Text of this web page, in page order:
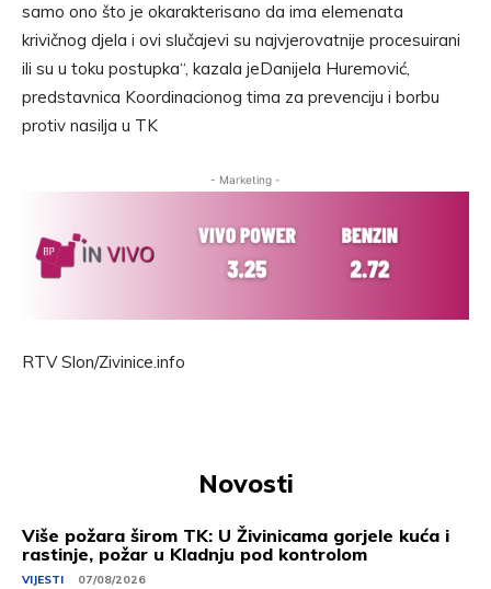
samo ono što je okarakterisano da ima elemenata
krivičnog djela i ovi slučajevi su najvjerovatnije procesuirani
ili su u toku postupka“, kazala jeDanijela Huremović,
predstavnica Koordinacionog tima za prevenciju i borbu
protiv nasilja u TK
- Marketing -
RTV Slon/Zivinice.info
Novosti
Više požara širom TK: U Živinicama gorjele kuća i
rastinje, požar u Kladnju pod kontrolom
VIJESTI 07/08/2026